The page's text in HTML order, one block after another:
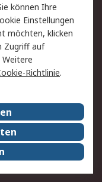
Konditionen
Center
können Ihre
Einstellungen
möchten, klicken
Zugriff auf
Richtlinie.